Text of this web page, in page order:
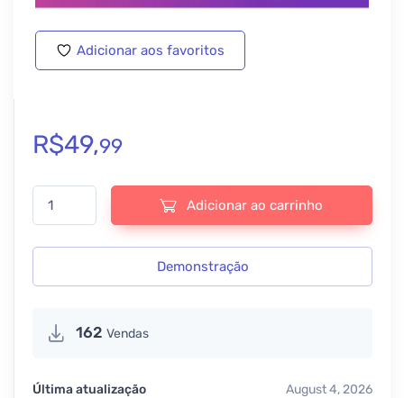
Adicionar aos favoritos
R$49,99
Happy Elementor Addons Pro - v3.6.1 quantidade
Adicionar ao carrinho
Demonstração
162 Vendas
Última atualização August 4, 2026